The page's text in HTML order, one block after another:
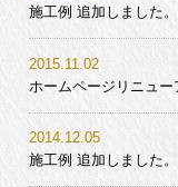
施工例 追加しました
2015.11.02
ホームページリニュー
2014.12.05
施工例 追加しました